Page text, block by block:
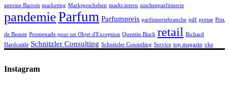
antoine Barrois marketing Marktgeschehen markt intern nischenparfümerie
pandemieParfum Parfumpreis parfümeriebranche pdf presse Prix
de Beaute Promenade pour un Objet d'Exception Quentin Bisch retail Richard
Hardcastle Schnitzler Consulting Schnitzler Consutling Service top magazin vke
Instagram